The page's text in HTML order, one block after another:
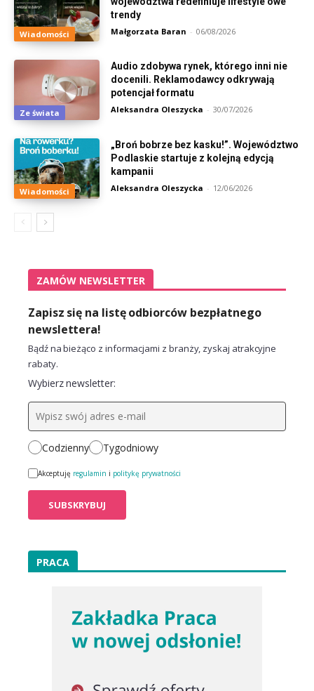
Wiadomości
trendy
Małgorzata Baran - 06/08/2026
Ze świata
Audio zdobywa rynek, którego inni nie
docenili. Reklamodawcy odkrywają
potencjał formatu
Aleksandra Oleszycka - 30/07/2026
Wiadomości
„Broń bobrze bez kasku!”. Województwo
Podlaskie startuje z kolejną edycją
kampanii
Aleksandra Oleszycka - 12/06/2026
ZAMÓW NEWSLETTER
Zapisz się na listę odbiorców bezpłatnego
newslettera!
Bądź na bieżąco z informacjami z branży, zyskaj atrakcyjne
rabaty.
Wybierz newsletter:
Codzienny Tygodniowy
Akceptuję regulamin i politykę prywatności
PRACA